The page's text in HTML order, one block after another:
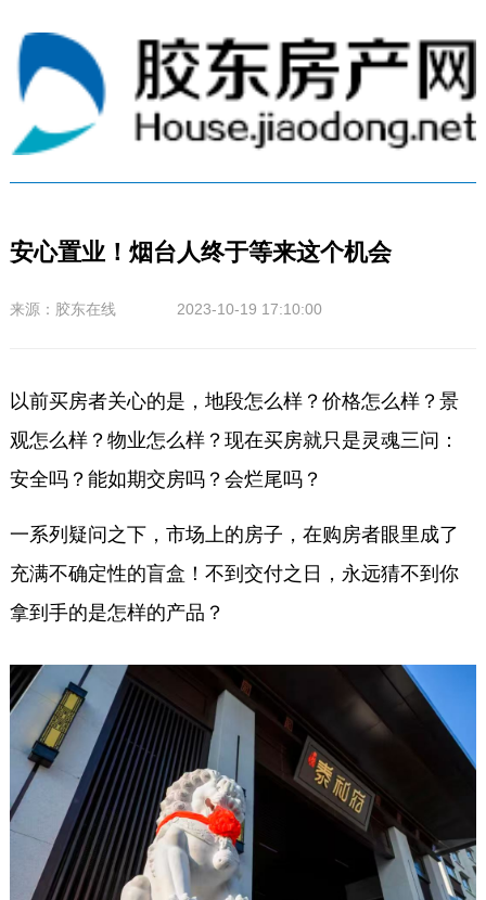
安心置业！烟台人终于等来这个机会
来源：胶东在线 2023-10-19 17:10:00
以前买房者关心的是，地段怎么样？价格怎么样？景
观怎么样？物业怎么样？现在买房就只是灵魂三问：
安全吗？能如期交房吗？会烂尾吗？
一系列疑问之下，市场上的房子，在购房者眼里成了
充满不确定性的盲盒！不到交付之日，永远猜不到你
拿到手的是怎样的产品？